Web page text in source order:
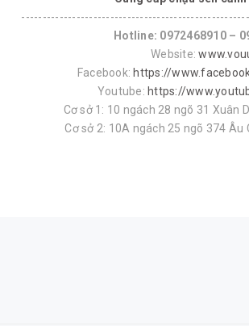
Hotline: 0972468910 –
Website:
Facebook: https://
Youtube: https://
Cơ sở 1: 10 ngách 28 ngõ 31 Xuân
Cơ sở 2: 10A ngách 25 ngõ 374 Âu